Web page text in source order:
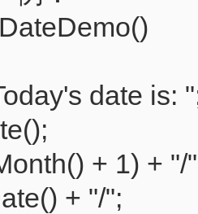
date is:
+ 1) + "/
+ "/";